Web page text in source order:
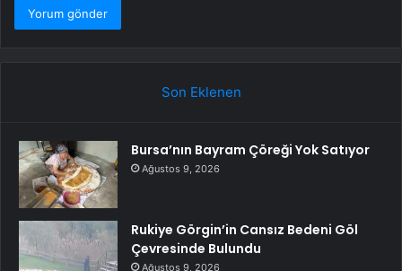
Son Eklenen
Bursa’nın Bayram Çöreği Yok Satıyor
Ağustos 9, 2026
Rukiye Görgin’in Cansız Bedeni Göl
Çevresinde Bulundu
Ağustos 9, 2026